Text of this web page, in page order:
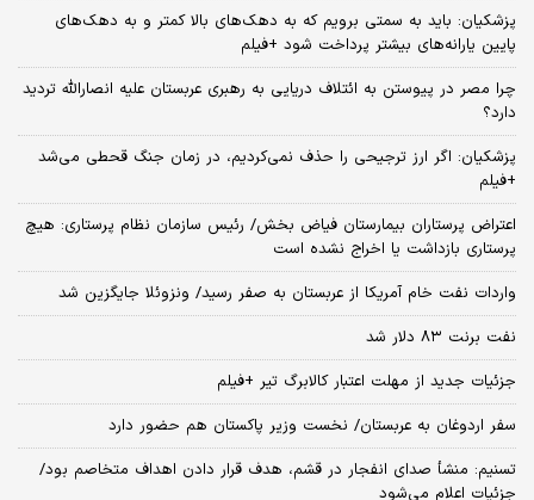
پزشکیان: باید به سمتی برویم که به دهک‌های بالا کمتر و به دهک‌های
پایین یارانه‌های بیشتر پرداخت شود +فیلم
چرا مصر در پیوستن به ائتلاف دریایی به رهبری عربستان علیه انصارالله تردید
دارد؟
پزشکیان: اگر ارز ترجیحی را حذف نمی‌کردیم، در زمان جنگ قحطی می‌شد
+فیلم
اعتراض پرستاران بیمارستان فیاض بخش/ رئیس سازمان نظام پرستاری: هیچ
پرستاری بازداشت یا اخراج نشده است
واردات نفت خام آمریکا از عربستان به صفر رسید/ ونزوئلا جایگزین شد
نفت برنت ۸۳ دلار شد
جزئیات جدید از مهلت اعتبار کالابرگ تیر +فیلم
سفر اردوغان به عربستان/ نخست وزیر پاکستان هم حضور دارد
تسنیم: منشأ صدای انفجار در قشم، هدف قرار دادن اهداف متخاصم بود/
جزئیات اعلام می‌شود